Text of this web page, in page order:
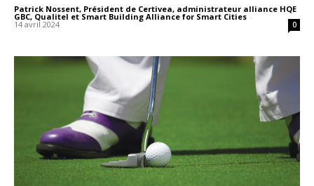
Patrick Nossent, Président de Certivea, administrateur alliance HQE
GBC, Qualitel et Smart Building Alliance for Smart Cities -
14 avril 2024 0